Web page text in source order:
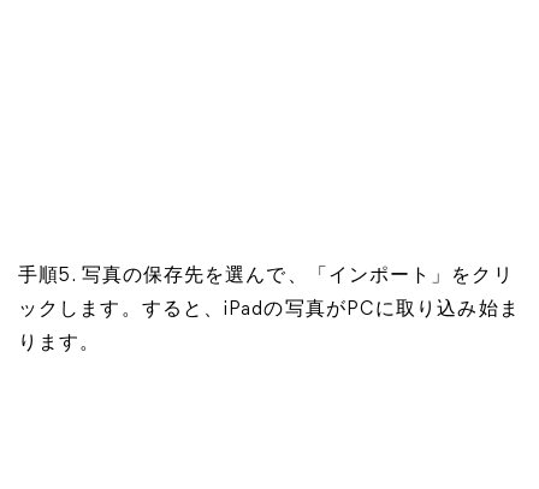
手順5. 写真の保存先を選んで、「インポート」をクリ
ックします。すると、iPadの写真がPCに取り込み始ま
ります。